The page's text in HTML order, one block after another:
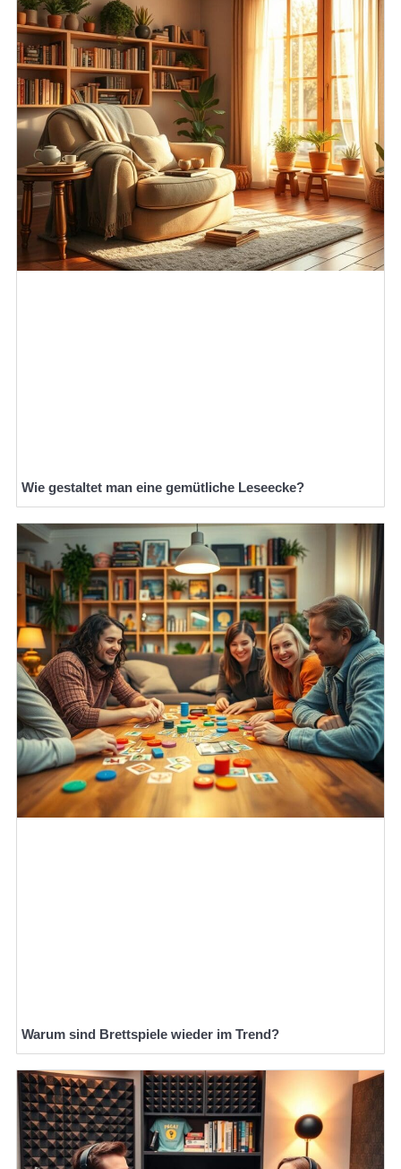
Wie gestaltet man eine gemütliche Leseecke?
Warum sind Brettspiele wieder im Trend?